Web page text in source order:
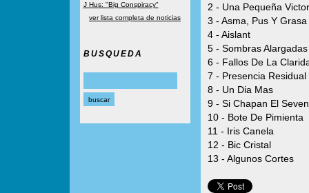
J Hus: "Big Conspiracy"
ver lista completa de noticias
BUSQUEDA
2 - Una Pequeña
3 - Asma, Pus Y
4 - Aislant
5 - Sombras Alargadas
6 - Fallos De La
7 - Presencia Residual
8 - Un Dia Mas
9 - Si Chapan El Seven
10 - Bote De Pimienta
11 - Iris Canela
12 - Bic Cristal
13 - Algunos Cortes